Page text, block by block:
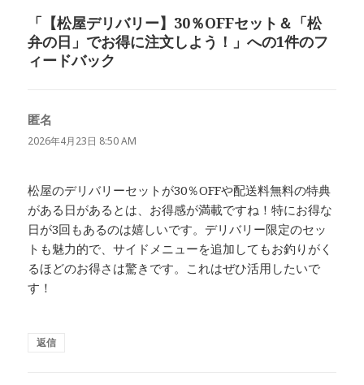
「【松屋デリバリー】30％OFFセット＆「松
弁の日」でお得に注文しよう！」への1件のフ
ィードバック
匿名
り:
2026年4月23日 8:50 AM
松屋のデリバリーセットが30％OFFや配送料無料の特典
がある日があるとは、お得感が満載ですね！特にお得な
日が3回もあるのは嬉しいです。デリバリー限定のセッ
トも魅力的で、サイドメニューを追加してもお釣りがく
るほどのお得さは驚きです。これはぜひ活用したいで
す！
返信